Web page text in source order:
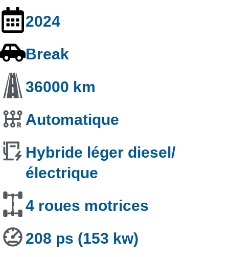
2024
Break
36000 km
Automatique
Hybride léger diesel/
électrique
4 roues motrices
208 ps (153 kw)